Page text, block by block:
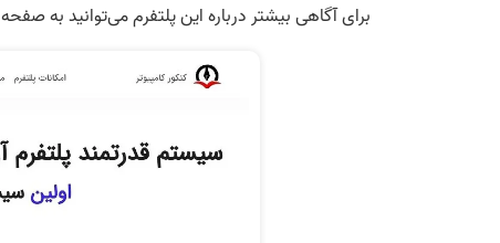
برای آگاهی بیشتر درباره این پلتفرم می‌توانید به صفحه